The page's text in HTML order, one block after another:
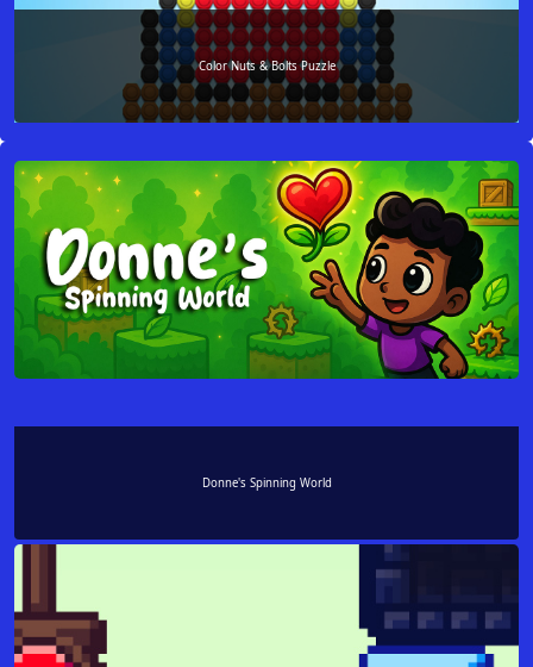
Color Nuts & Bolts Puzzle
Donne's Spinning World